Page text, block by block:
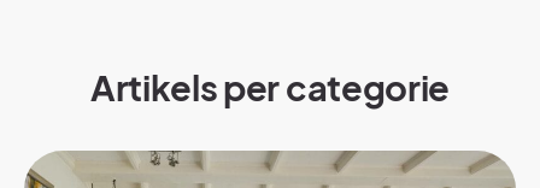
Artikels per categorie​